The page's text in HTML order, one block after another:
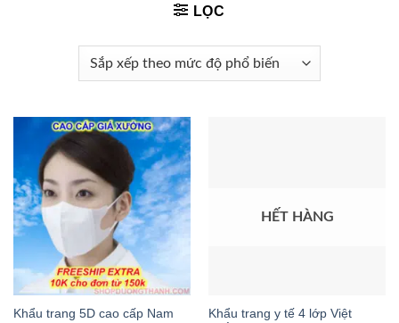
LỌC
Khẩu trang 5D cao cấp Nam
HẾT HÀNG
Khẩu trang y tế 4 lớp Việt